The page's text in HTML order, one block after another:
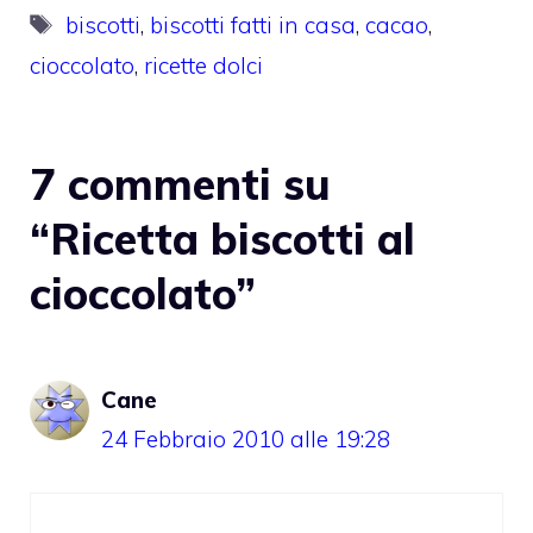
Tag
biscotti, biscotti fatti in casa,cacao,
cioccolato, ricette dolci
7 commenti su
“Ricetta biscotti al
cioccolato”
Cane
24 Febbraio 2010 alle 19:28